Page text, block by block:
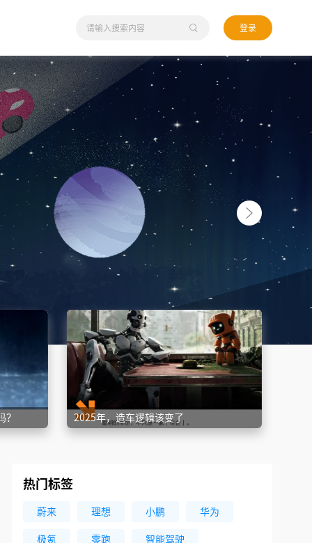
登录
？ 2025年，造车逻辑该变了
热门标签
蔚来 理想 小鹏 华为
极氪 零跑 智能驾驶
2026世界智能网联汽车大会媒体圆桌会在北京召开
9天前
"四张王牌"破局10万级市场，零跑全新B01和B10正
式上市
20天前
智驾兑现时代，启境GT7首搭华为乾崑智驾ADS 5先
交了卷
20天前
2026华为乾崑媒体日在深启幕，奕境X9以旗舰之姿
登场
21天前
新手户外如何通关？余承东实测享界G9：一键蠕行
吉利银河A7 EM刷新吉尼斯世界纪录
27天前
从成都制造到成都足球，奕境汽车为何选择牵手成都
蓉城？
29天前